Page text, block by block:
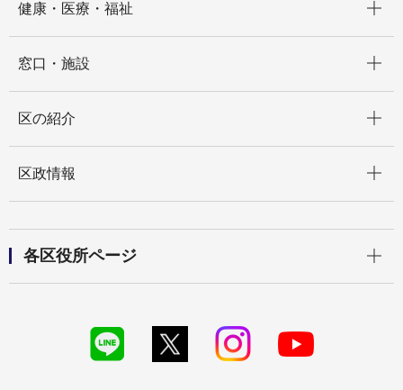
健康・医療・福祉
窓口・施設
区の紹介
区政情報
各区役所ページ